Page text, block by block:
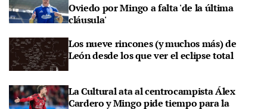
Oviedo por Mingo a falta 'de la última
cláusula'
Los nueve rincones (y muchos más) de
León desde los que ver el eclipse total
La Cultural ata al centrocampista Álex
Cardero y Mingo pide tiempo para la